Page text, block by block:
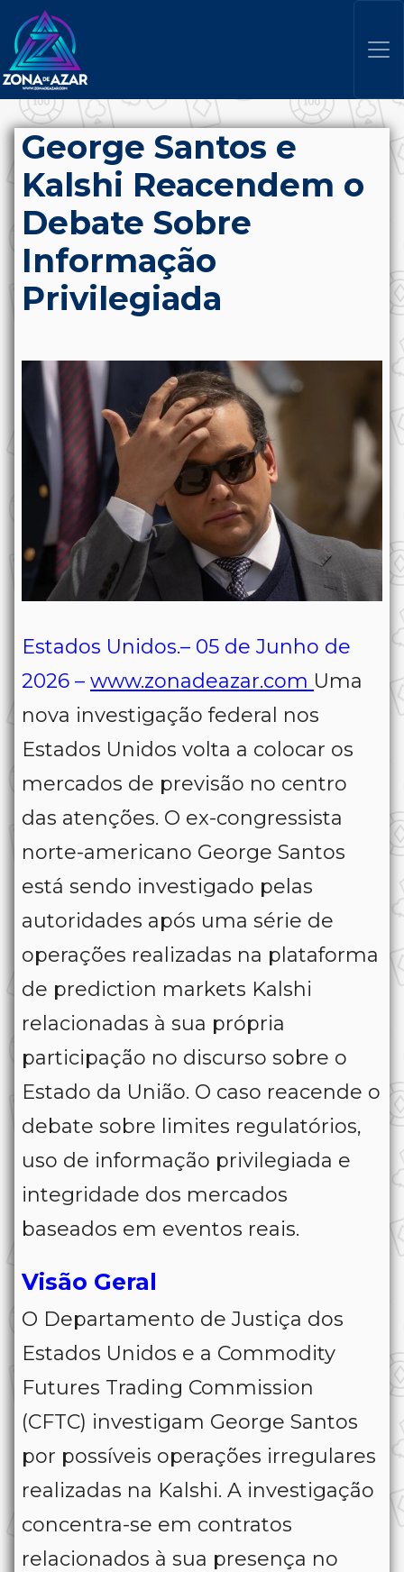
George Santos e
Kalshi Reacendem o
Debate Sobre
Informação
Privilegiada
Estados Unidos.– 05 de Junho de
2026 – www.zonadeazar.com Uma
nova investigação federal nos
Estados Unidos volta a colocar os
mercados de previsão no centro
das atenções. O ex-congressista
norte-americano George Santos
está sendo investigado pelas
autoridades após uma série de
operações realizadas na plataforma
de prediction markets Kalshi
relacionadas à sua própria
participação no discurso sobre o
Estado da União. O caso reacende o
debate sobre limites regulatórios,
uso de informação privilegiada e
integridade dos mercados
baseados em eventos reais.
Visão Geral
O Departamento de Justiça dos
Estados Unidos e a Commodity
Futures Trading Commission
(CFTC) investigam George Santos
por possíveis operações irregulares
realizadas na Kalshi. A investigação
concentra-se em contratos
relacionados à sua presença no